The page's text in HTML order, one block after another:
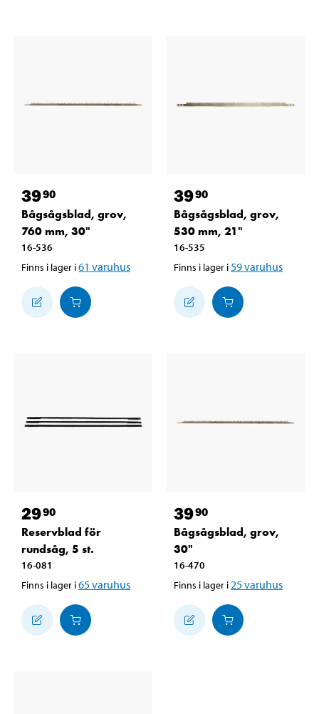
3990
Bågsågsblad, grov,
760 mm, 30"
16-536
Finns i lager i61 varuhus
3990
Bågsågsblad, grov,
530 mm, 21"
16-535
Finns i lager i 59varuhus
2990
Reservblad för
rundsåg, 5 st.
16-081
Finns i lager i65varuhus
3990
Bågsågsblad, grov,
30"
16-470
Finns i lager i 25varuhus